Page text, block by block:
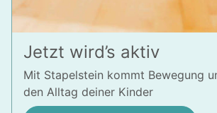
Jetzt wird’s aktiv
Mit Stapelstein kommt Bewegung
den Alltag deiner Kinder